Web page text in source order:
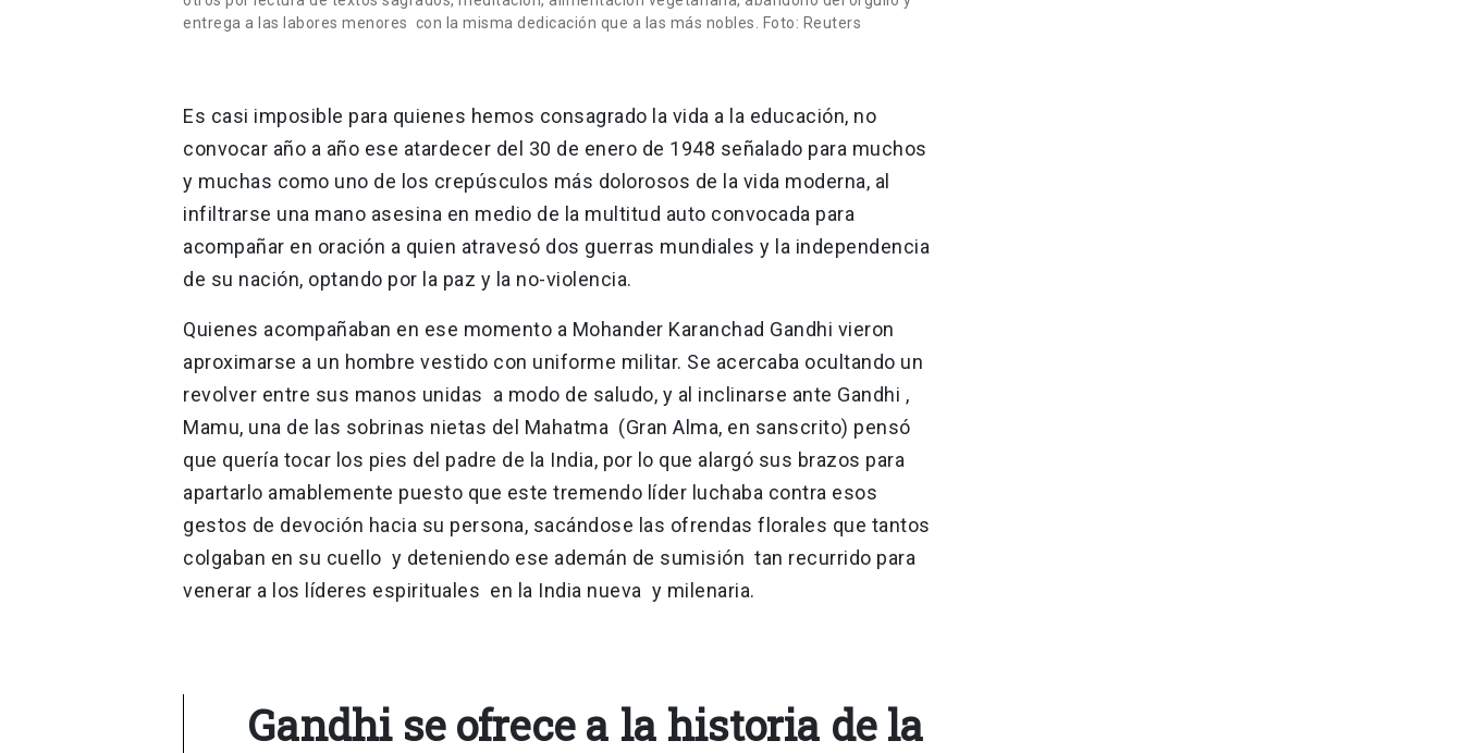
entrega a las labores menores con la misma dedicación que a las más nobles. Foto: Reuters
Es casi imposible para quienes hemos consagrado la vida a la educación, no
convocar año a año ese atardecer del 30 de enero de 1948 señalado para muchos
y muchas como uno de los crepúsculos más dolorosos de la vida moderna, al
infiltrarse una mano asesina en medio de la multitud auto convocada para
acompañar en oración a quien atravesó dos guerras mundiales y la independencia
de su nación, optando por la paz y la no-violencia.
Quienes acompañaban en ese momento a Mohander Karanchad Gandhi vieron
aproximarse a un hombre vestido con uniforme militar. Se acercaba ocultando un
revolver entre sus manos unidas a modo de saludo, y al inclinarse ante Gandhi ,
Mamu, una de las sobrinas nietas del Mahatma (Gran Alma, en sanscrito) pensó
que quería tocar los pies del padre de la India, por lo que alargó sus brazos para
apartarlo amablemente puesto que este tremendo líder luchaba contra esos
gestos de devoción hacia su persona, sacándose las ofrendas florales que tantos
colgaban en su cuello y deteniendo ese ademán de sumisión tan recurrido para
venerar a los líderes espirituales en la India nueva y milenaria.
Gandhi se ofrece a la historia de la